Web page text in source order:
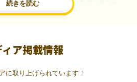
続きを読む
す。モッピーは陸マイラーや旅行好きに
トショッピングが、モッピーでお得
ィア掲載情報
に取り上げられています！